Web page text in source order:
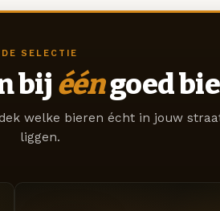
DE SELECTIE
bij ééngoed
welke bieren écht in jouw
liggen.